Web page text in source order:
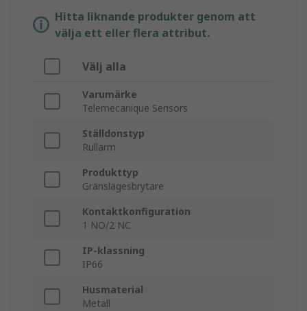
Hitta liknande produkter genom att
välja ett eller flera attribut.
Välj alla
Varumärke
Telemecanique Sensors
Ställdonstyp
Rullarm
Produkttyp
Gränslägesbrytare
Kontaktkonfiguration
1 NO/2 NC
IP-klassning
IP66
Husmaterial
Metall